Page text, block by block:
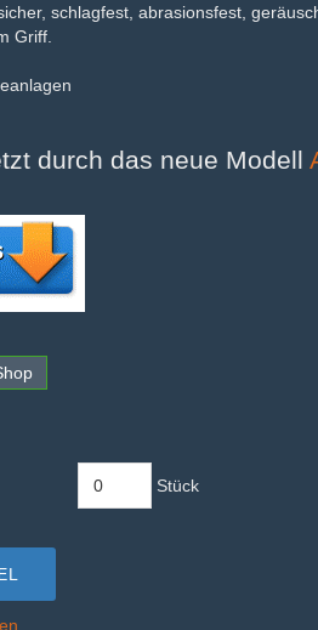
schlagfest, abrasionsfest,
Griff.
durch das neue Modell
Stück